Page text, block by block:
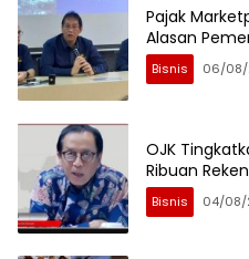
Pajak
Alasan
Bisnis 06/
OJK
Ribuan
Bisnis 04/08/